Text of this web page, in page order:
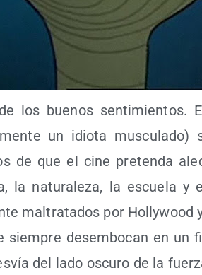
los bue­nos sen­ti­mien­tos.
un idio­ta mus­cu­la­do)
de que el cine pre­ten­da
la natu­ra­le­za, la escue­la y
mal­tra­ta­dos por Holly­wood
siem­pre desem­bo­can en un
del lado oscu­ro de la